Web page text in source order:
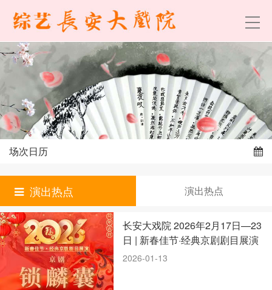
场次日历
演出热点 演出热点
长安大戏院 2026年2月17日—23
日 | 新春佳节·经典京剧剧目展演
2026-01-13